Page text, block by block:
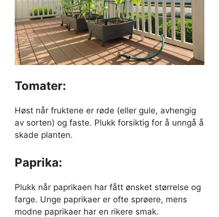
Tomater:
Høst når fruktene er røde (eller gule, avhengig
av sorten) og faste. Plukk forsiktig for å unngå å
skade planten.
Paprika:
Plukk når paprikaen har fått ønsket størrelse og
farge. Unge paprikaer er ofte sprøere, mens
modne paprikaer har en rikere smak.